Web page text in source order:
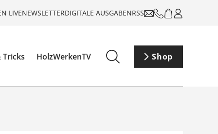
LIVENEWSLETTERDIGITALE AUSGABENRSS
Tricks HolzWerkenTV Shop